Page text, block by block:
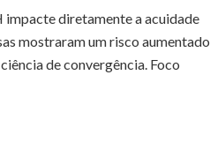
impacte diretamente a acuidade
mostraram um risco aumentado
de convergência. Foco